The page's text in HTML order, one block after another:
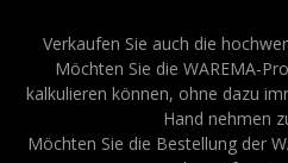
Verkaufen Sie auch die
Möchten Sie die WAREMA-
kalkulieren können, ohne dazu
Hand nehmen
Möchten Sie die Bestellung der